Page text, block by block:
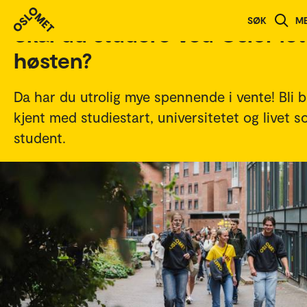
SØK
Skal du studere ved
høsten?
Da har du utrolig mye spennende i vente! Bli
kjent med studiestart, universitetet og livet
student.